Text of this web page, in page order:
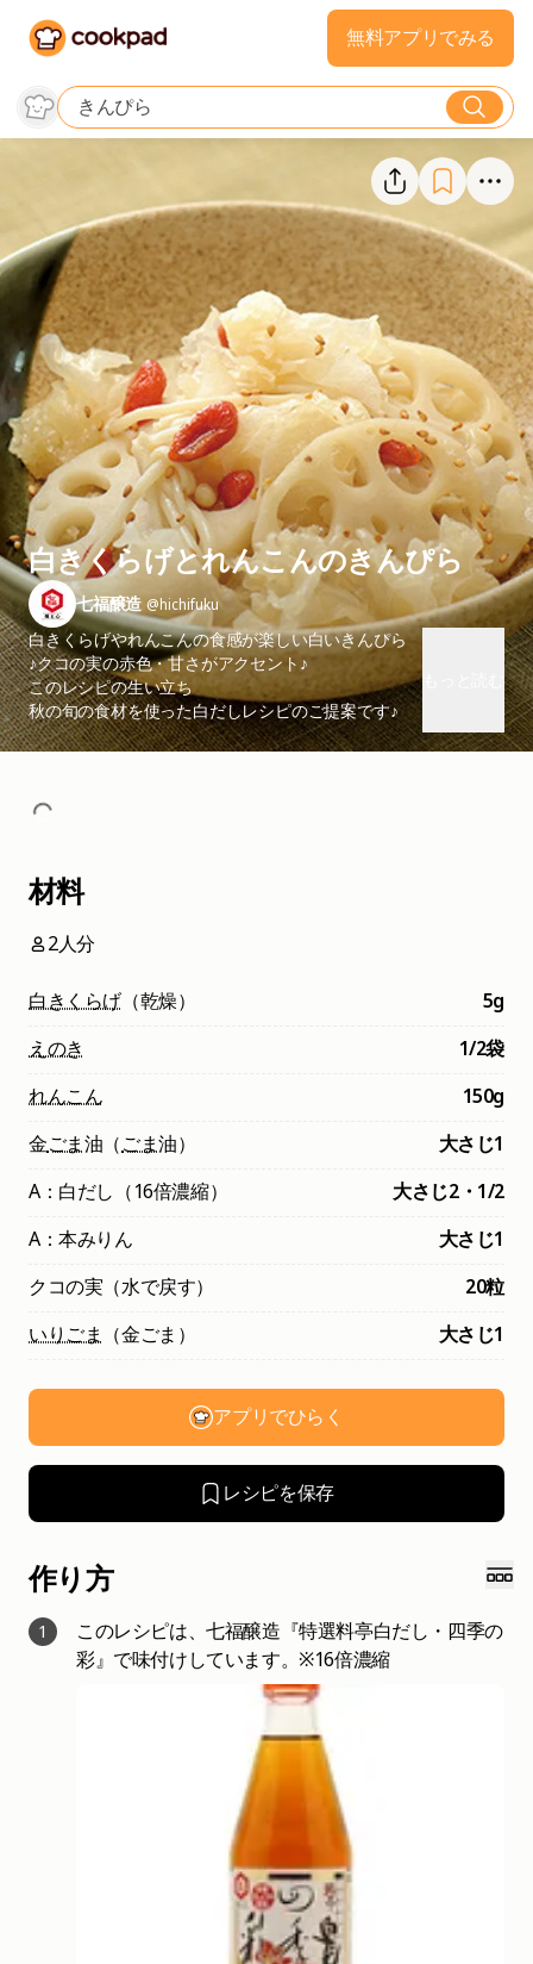
無料アプリでみる
白きくらげとれんこんのきんぴら
七福醸造@hichifuku
白きくらげやれんこんの食感が楽しい白いきんぴら
♪クコの実の赤色・甘さがアクセント♪
このレシピの生い立ち
秋の旬の食材を使った白だしレシピのご提案です♪
材料
2人分
白きくらげ （乾燥）
5g
えのき
1/2袋
れんこん
150g
金ごま油（ごま油）
大さじ1
A：白だし（16倍濃縮）
大さじ2・1/2
A：本みりん
大さじ1
クコの実（水で戻す）
20粒
いりごま （金ごま） 大さじ1
アプリでひらく
レシピを保存
作り方
1
このレシピは、七福醸造『特選料亭白だし・四季の
彩』で味付けしています。※16倍濃縮